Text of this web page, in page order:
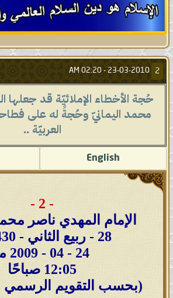
2
23-03-2010 -
02:20 AM
حُجة الأخطاء الإملائيّة قد جعلها
محمد اليمانيّ وحُجةً له على
العربيّة ..
English
- 2 -
الإمام المهدي ناصر
28 - ربيع الثاني - 1430 هـ
24 - 04 - 2009 مـ
12:05 صباحًا
(بحسب التقويم الرسمي